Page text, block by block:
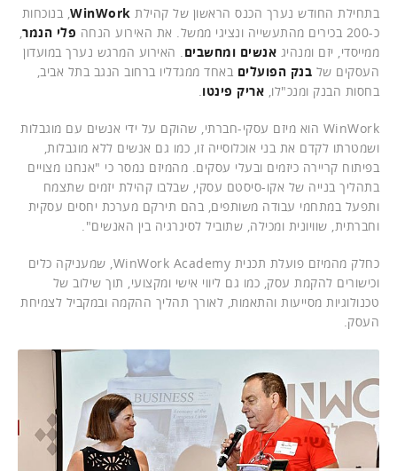
בתחילת החודש נערך הכנס הראשון של קהילת WinWork , בנוכחות
כ-200 בכירים מהתעשייה ונציגי ממשל. את האירוע הנחה
פלי הנמר
ממייסדי, יזם ומנהיג אנשים ומחשבים . האירוע המרגש נערך במועדון
העסקים של בנק הפועלים באחד ממגדליו ברחוב הנגב בתל אביב,
בחסות הבנק ומנכ"לו, אריק פינטו
WinWork הוא מיזם עסקי-חברתי, שהוקם על ידי אנשים עם מוגבלות
ושמטרתו לקדם את בני אוכלוסייה זו, כמו גם אנשים ללא מוגבלות,
בפיתוח קריירה כיזמים ובעלי עסקים. מהמיזם נמסר כי "אנחנו מצויים
בתהליך בנייה של אקו-סיסטם עסקי, שבלבו קהילת יזמים שתצמח
ותפעל במתחמי עבודה משותפים, בהם תירקם מערכת יחסים עסקית
וחברתית, שוויונית ומכילה, שתוביל לסינרגיה בין האנשים".
כחלק מהמיזם פועלת תכנית WinWork Academy, שמעניקה כלים
וכישורים להקמת עסק, כמו גם ליווי אישי ומקצועי, תוך שילוב של
טכנולוגיות מסייעות והתאמות, לאורך תהליך ההקמה ובמקביל לצמיחת
העסק.